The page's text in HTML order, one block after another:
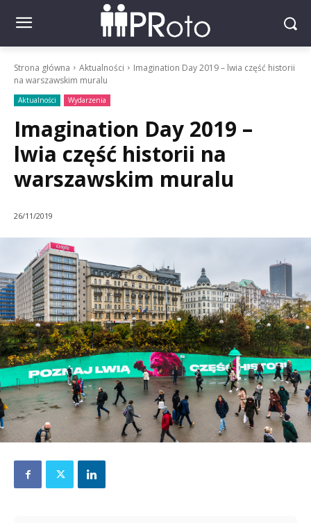
Strona główna Aktualności
Imagination Day 2019 – lwia część historii
na warszawskim muralu
Aktualności Wydarzenia
Imagination Day 2019 –
lwia część historii na
warszawskim muralu
26/11/2019